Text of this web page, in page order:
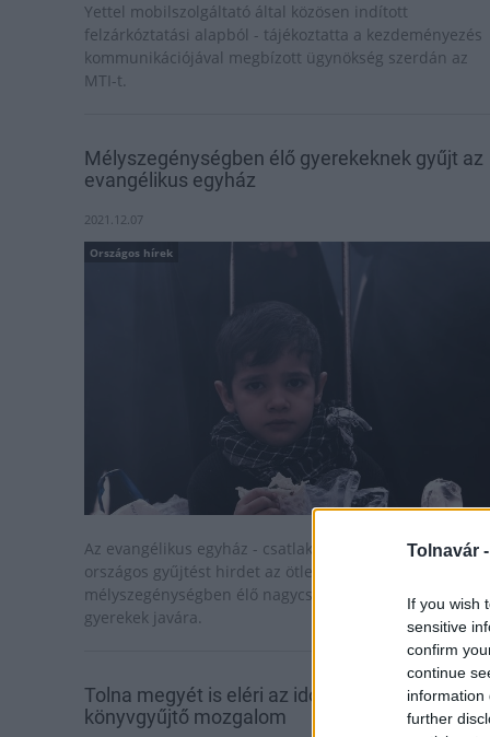
Tolnavár -
If you wish
sensitive
confirm
continue
information
further
Yettel mobilszolgáltató által közösen indított
felzárkóztatási alapból - tájékoztatta a kezdeményezés
kommunikációjával megbízott ügynökség szerdán az
MTI-t.
Mélyszegénységben élő gyerekeknek gyűjt az
evangélikus egyház
2021.12.07
Országos hírek
Az evangélikus egyház - csatlakozva az akcióhoz -
országos gyűjtést hirdet az ötletadó,
mélyszegénységben élő nagycserkeszi és olcsvai
gyerekek javára.
Tolna megyét is eléri az időseket segítő
könyvgyűjtő mozgalom